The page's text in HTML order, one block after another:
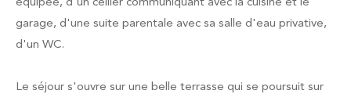
garage, d'une suite parentale avec sa salle d'eau privative,
d'un WC.
Le séjour s'ouvre sur une belle terrasse qui se poursuit sur